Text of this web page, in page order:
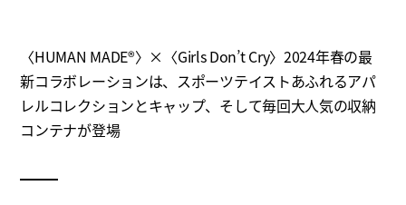
〈HUMAN MADE®〉×〈Girls Don’t Cry〉2024年春の最
新コラボレーションは、スポーツテイストあふれるアパ
レルコレクションとキャップ、そして毎回大人気の収納
コンテナが登場